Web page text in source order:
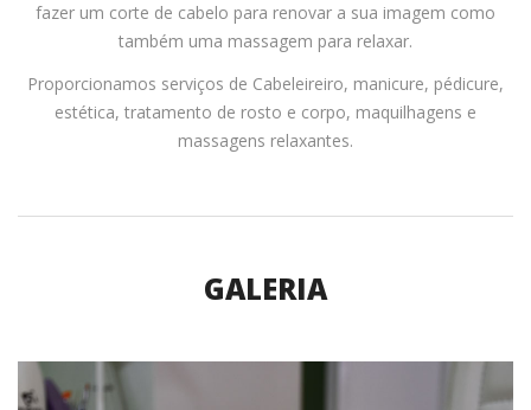
fazer um corte de cabelo para renovar a sua imagem como
também uma massagem para relaxar.
Proporcionamos serviços de Cabeleireiro, manicure, pédicure,
estética, tratamento de rosto e corpo, maquilhagens e
massagens relaxantes.
GALERIA